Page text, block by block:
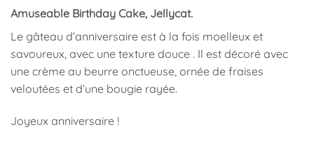
Amuseable Birthday Cake, Jellycat.
Le gâteau d’anniversaire est à la fois moelleux et
savoureux, avec une texture douce . Il est décoré avec
une crème au beurre onctueuse, ornée de fraises
veloutées et d’une bougie rayée.
Joyeux anniversaire !